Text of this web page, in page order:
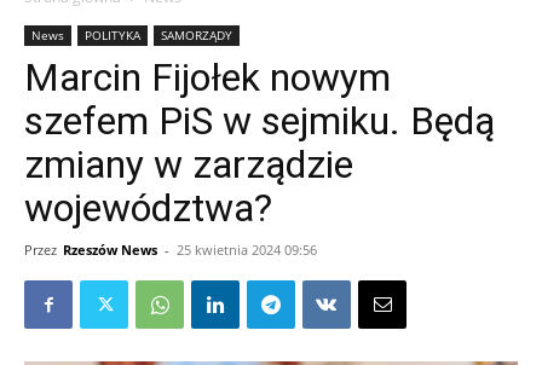
News POLITYKA SAMORZĄDY
Marcin Fijołek nowym
szefem PiS w sejmiku. Będą
zmiany w zarządzie
województwa?
Przez Rzeszów News - 25 kwietnia 2024 09:56